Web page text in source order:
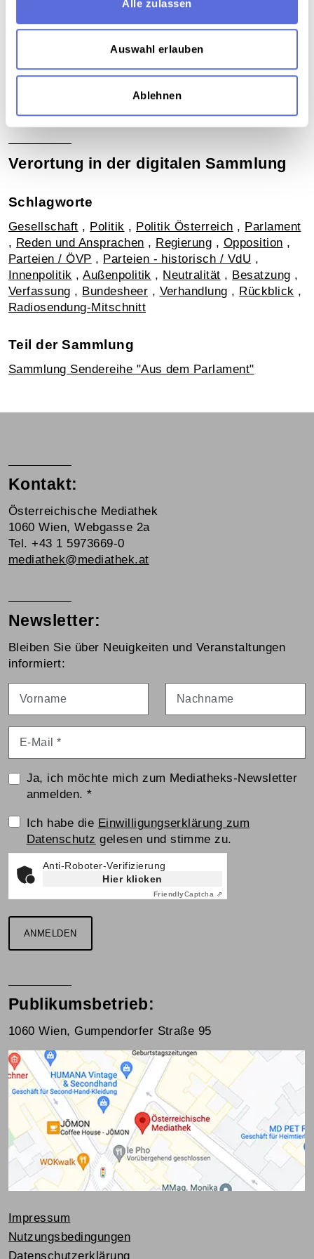
Alle zulassen
Auswahl erlauben
Ablehnen
Verortung in der digitalen Sammlung
Schlagworte
Gesellschaft , Politik , Politik Österreich , Parlament
, Reden und Ansprachen , Regierung , Opposition ,
Parteien / ÖVP , Parteien - historisch / VdU ,
Innenpolitik ,Außenpolitik , Neutralität , Besatzung ,
Verfassung , Bundesheer , Verhandlung , Rückblick ,
Radiosendung-Mitschnitt
Teil der Sammlung
Sammlung Sendereihe "Aus dem Parlament"
Kontakt:
Österreichische Mediathek
1060 Wien, Webgasse 2a
Tel. +43 1 5973669-0
mediathek@mediathek.at
Newsletter:
Bleiben Sie über Neuigkeiten und Veranstaltungen
informiert:
Ja, ich möchte mich zum Mediatheks-Newsletter
anmelden.*
Einwilligungserklärung
Ich habe die Einwilligungserklärung zum
Datenschutz gelesen und stimme zu.
Anti-Roboter-Verifizierung
Hier klicken
FriendlyCaptcha ⇗
ANMELDEN
Publikumsbetrieb:
1060 Wien, Gumpendorfer Straße 95
Impressum
Nutzungsbedingungen
Datenschutzerklärung